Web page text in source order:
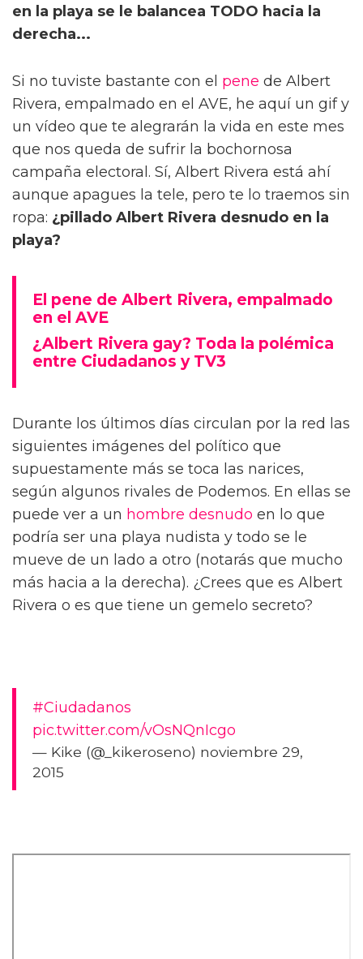
en la playa se le balancea TODO hacia la
derecha...
Si no tuviste bastante con el pene de Albert
Rivera, empalmado en el AVE, he aquí un gif y
un vídeo que te alegrarán la vida en este mes
que nos queda de sufrir la bochornosa
campaña electoral. Sí, Albert Rivera está ahí
aunque apagues la tele, pero te lo traemos sin
ropa: ¿pillado Albert Rivera desnudo en la
playa?
El pene de Albert Rivera, empalmado
en el AVE
¿Albert Rivera gay? Toda la polémica
entre Ciudadanos y TV3
Durante los últimos días circulan por la red las
siguientes imágenes del político que
supuestamente más se toca las narices,
según algunos rivales de Podemos. En ellas se
puede ver a un hombre desnudo en lo que
podría ser una playa nudista y todo se le
mueve de un lado a otro (notarás que mucho
más hacia a la derecha). ¿Crees que es Albert
Rivera o es que tiene un gemelo secreto?
#Ciudadanos
pic.twitter.com/vOsNQnIcgo
— Kike (@_kikeroseno) noviembre 29,
2015